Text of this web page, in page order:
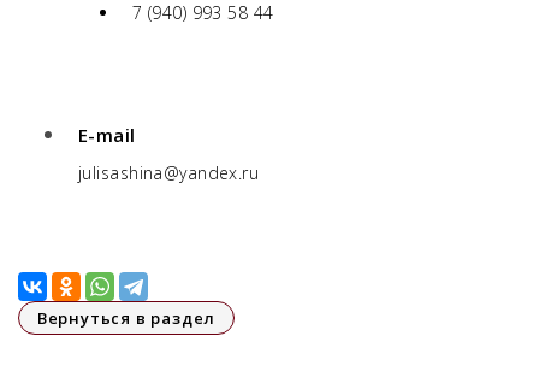
7 (940) 993 58 44
E-mail
julisashina@yandex.ru
Вернуться в раздел